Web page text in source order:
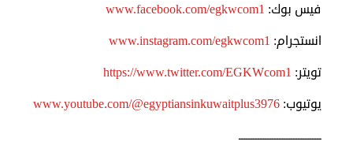
فيس بوك: www.facebook.com/egkwcom1
انستجرام: www.instagram.com/egkwcom1
تويتر: https://www.twitter.com/EGKWcom1
يوتيوب: www.youtube.com/@egyptiansinkuwaitplus3976
ـــــــــــــــــــــــــــــــــــ